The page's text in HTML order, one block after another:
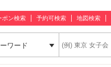
ポン検索 予約可検索 地図検索
ワード